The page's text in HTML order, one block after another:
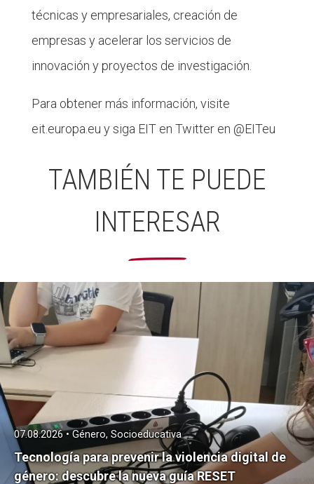
técnicas y empresariales, creación de
empresas y acelerar los servicios de
innovación y proyectos de investigación.
Para obtener más información, visite
eit.europa.eu y siga EIT en Twitter en @EITeu
TAMBIÉN TE PUEDE
INTERESAR
Tecnología para prevenir la violencia digital de
género: descubre la nueva guía RESET
07.08.2026 • Género, Socioeducativa